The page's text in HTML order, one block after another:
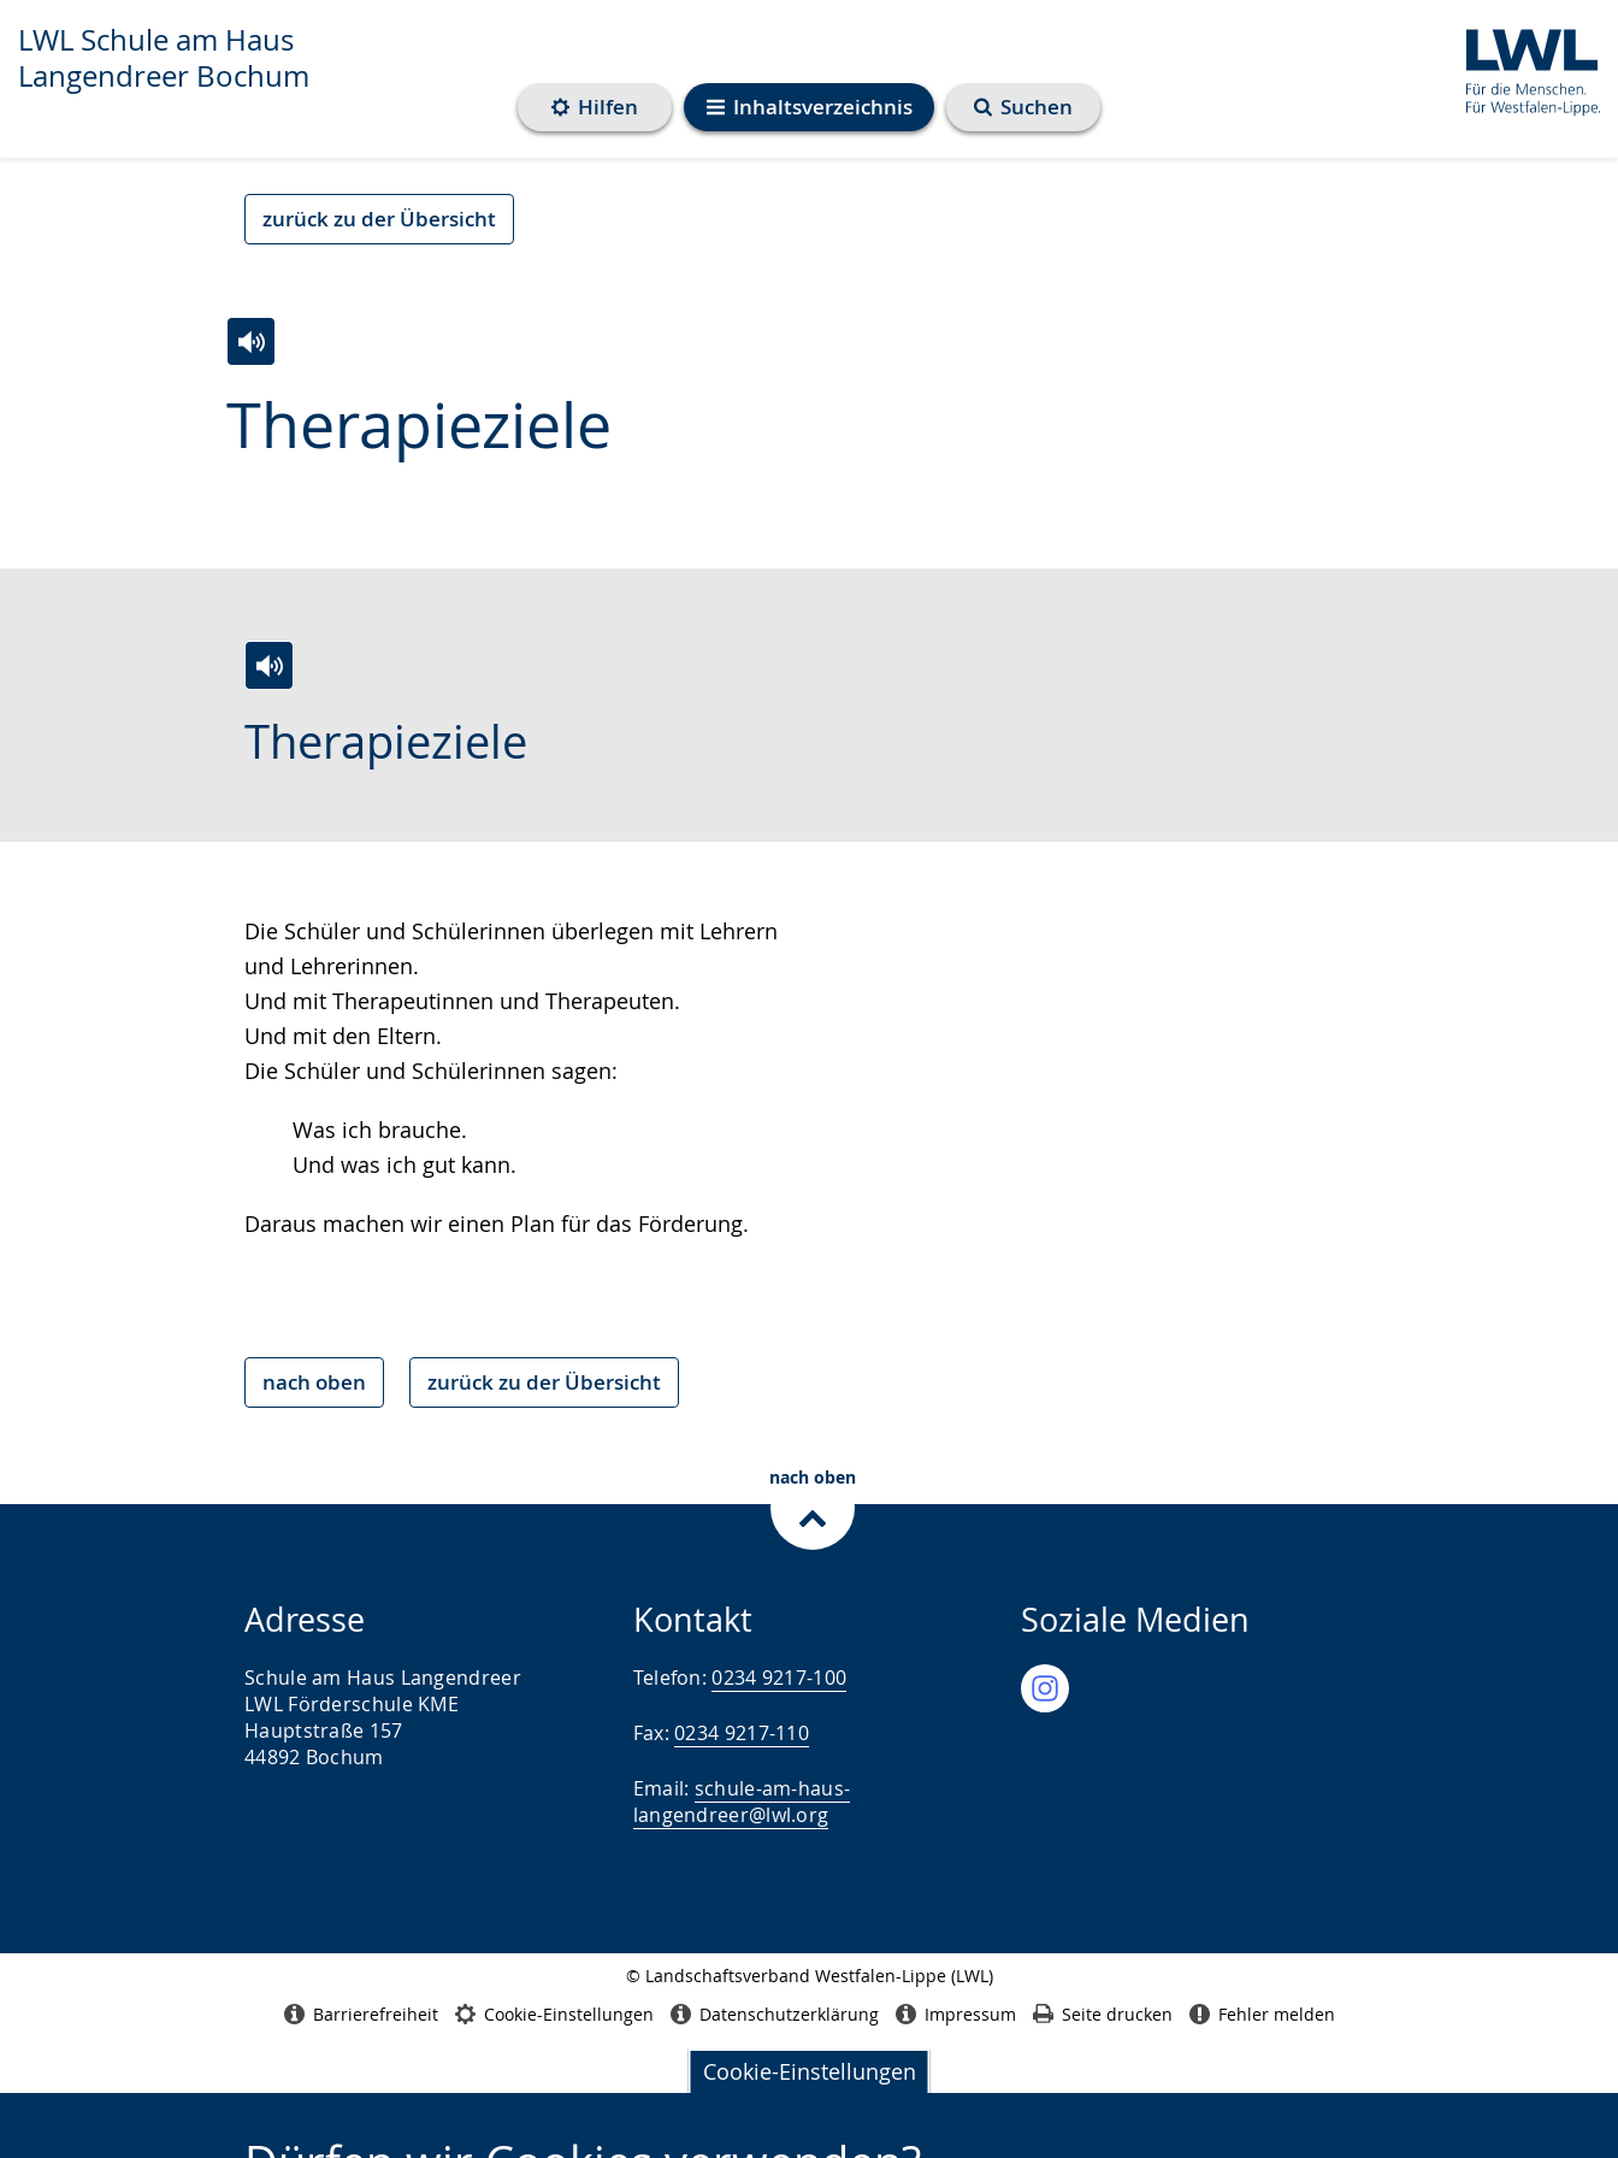
LWL Schule am Haus
Langendreer Bochum
Inhaltsverzeichnis
Hilfen Suchen
Cookie-Einstellungen
zurück zu der Übersicht
Therapieziele
Leichten
Sprache
Audio-
Unterstützung.
Video
in
Leichten
Audio-
Unterstützung.
Video
Gebärdensprache
angezeigt.
Therapieziele
Die Schüler und Schülerinnen überlegen mit Lehrern
und Lehrerinnen.
Und mit Therapeutinnen und Therapeuten.
Und mit den Eltern.
Die Schüler und Schülerinnen sagen:
Was ich brauche.
Und was ich gut kann.
Daraus machen wir einen Plan für das Förderung.
nach oben zurück zu der Übersicht
nach oben
Adresse
Schule am Haus Langendreer
LWL Förderschule KME
Hauptstraße 157
44892 Bochum
Kontakt
Telefon:0234 9217-100
Fax:0234 9217-110
Email: schule-am-haus-
langendreer@lwl.org
Soziale Medien
© Landschaftsverband Westfalen-Lippe (LWL)
Barrierefreiheit Cookie-Einstellungen Datenschutzerklärung Impressum Seite drucken Fehler melden